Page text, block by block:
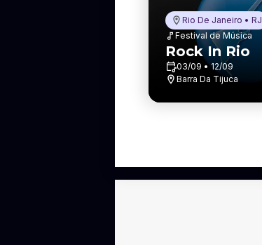
Rio De Janeiro • RJ
Festival de Música
Rock In Rio
03/09 • 12/09
Barra Da Tijuca